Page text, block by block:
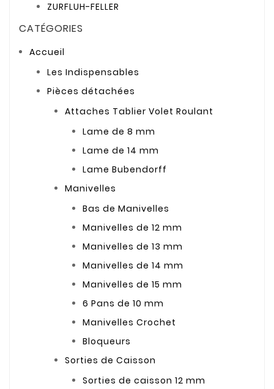
ZURFLUH-FELLER
CATÉGORIES
Accueil
Les Indispensables
Pièces détachées
Attaches Tablier Volet Roulant
Lame de 8 mm
Lame de 14 mm
Lame Bubendorff
Manivelles
Bas de Manivelles
Manivelles de 12 mm
Manivelles de 13 mm
Manivelles de 14 mm
Manivelles de 15 mm
6 Pans de 10 mm
Manivelles Crochet
Bloqueurs
Sorties de Caisson
Sorties de caisson 12 mm